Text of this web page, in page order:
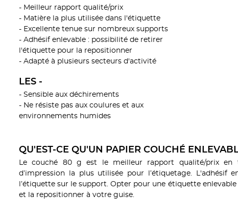
- Meilleur rapport qualité/prix
- Matière la plus utilisée dans l'étiquette
- Excellente tenue sur nombreux supports
- Adhésif enlevable : possibilité de retirer
l'étiquette pour la repositionner
- Adapté à plusieurs secteurs d'activité
LES -
- Sensible aux déchirements
- Ne résiste pas aux coulures et aux
environnements humides
QU'EST-CE QU'UN PAPIER COUCHÉ
Le couché 80 g est le meilleur rapport qualité/prix
d’impression la plus utilisée pour l’étiquetage. L'adhésif
l’étiquette sur le support. Opter pour une étiquette
et la repositionner à votre guise.